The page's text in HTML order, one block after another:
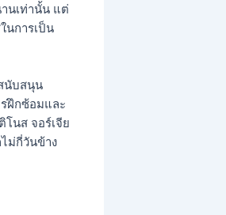
นเท่านั้น แต่
นการเป็น
นับสนุน
ฝึกซ้อมและ
นส จอร์เจีย
ม่กี่วันข้าง